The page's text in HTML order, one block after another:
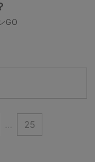
GO
… 25